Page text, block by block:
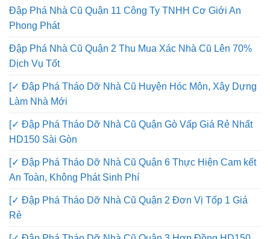
Đập Phá Nhà Cũ Quận 11 Công Ty TNHH Cơ Giới An
Phong Phát
Đập Phá Nhà Cũ Quận 2 Thu Mua Xác Nhà Cũ Lên 70%
Dịch Vụ Tốt
[✓ Đập Phá Tháo Dỡ Nhà Cũ Huyện Hóc Môn, Xây Dựng
Làm Nhà Mới
[✓ Đập Phá Tháo Dỡ Nhà Cũ Quận Gò Vấp Giá Rẻ Nhất
HD150 Sài Gòn
[✓ Đập Phá Tháo Dỡ Nhà Cũ Quận 6 Thực Hiện Cam kết
An Toàn, Không Phát Sinh Phí
[✓ Đập Phá Tháo Dỡ Nhà Cũ Quận 2 Đơn Vị Tốp 1 Giá
Rẻ